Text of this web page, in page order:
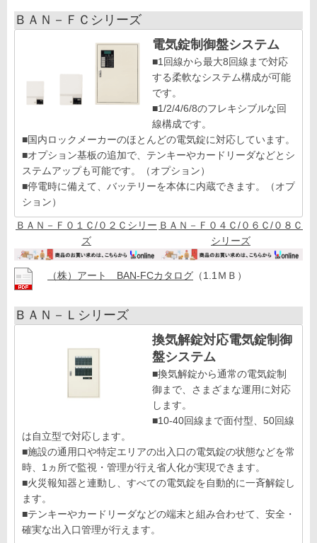
ＢＡＮ－ＦＣシリーズ
電気錠制御盤システム
■1回線から最大8回線まで対応
する柔軟なシステム構成が可能
です。
■1/2/4/6/8のフレキシブルな回
線構成です。
■国内ロックメーカーのほとんどの電気錠に対応しています。
■オプション基板の追加で、テンキーやカードリーダなどとシ
ステムアップも可能です。（オプション）
■停電時に備えて、バッテリーを本体に内蔵できます。（オプ
ション）
ＢＡＮ－Ｆ０１Ｃ/０２Ｃシリー
ズ
ＢＡＮ－Ｆ０４Ｃ/０６Ｃ/０８Ｃ
シリーズ
（株）アート BAN-FCカタログ （1.1ＭＢ）
ＢＡＮ－Ｌシリーズ
換気解錠対応電気錠制御
盤システム
■換気解錠から通常の電気錠制
御まで、さまざまな運用に対応
します。
■10-40回線まで面付型、50回線
は自立型で対応します。
■施設の通用口や特定エリアの出入口の電気錠の状態などを常
時、1ヵ所で監視・管理が行え省人化が実現できます。
■火災報知器と連動し、すべての電気錠を自動的に一斉解錠し
ます。
■テンキーやカードリーダなどの端末と組み合わせて、安全・
確実な出入口管理が行えます。